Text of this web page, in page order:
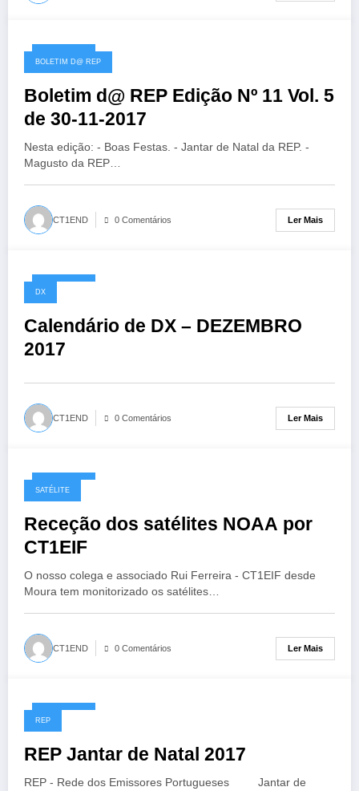
30/11/2017
BOLETIM D@ REP
Boletim d@ REP Edição Nº 11 Vol. 5
de 30-11-2017
Nesta edição: - Boas Festas. - Jantar de Natal da REP. -
Magusto da REP…
CT1END 0 Comentários Ler Mais
29/11/2017
DX
Calendário de DX – DEZEMBRO
2017
CT1END 0 Comentários Ler Mais
23/11/2017
SATÉLITE
Receção dos satélites NOAA por
CT1EIF
O nosso colega e associado Rui Ferreira - CT1EIF desde
Moura tem monitorizado os satélites…
CT1END 0 Comentários Ler Mais
20/11/2017
REP
REP Jantar de Natal 2017
REP - Rede dos Emissores Portugueses Jantar de